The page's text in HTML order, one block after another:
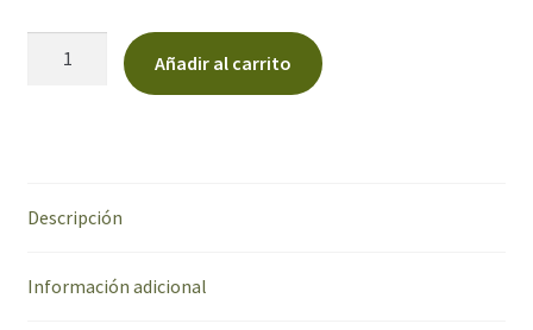
Añadir al carrito
Descripción
Información adicional